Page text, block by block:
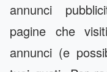
annunci
pagine che
annunci (e